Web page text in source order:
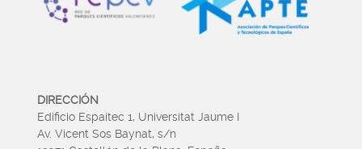
DIRECCIÓN
Edificio Espaitec 1, Universitat Jaume I
Av. Vicent Sos Baynat, s/n